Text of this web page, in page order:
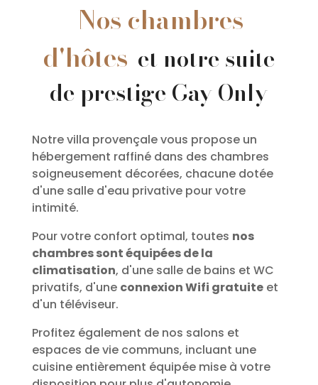
Nos chambres
d'hôtes et notre suite
de prestige Gay Only
Notre villa provençale vous propose un
hébergement raffiné dans des chambres
soigneusement décorées, chacune dotée
d'une salle d'eau privative pour votre
intimité.
Pour votre confort optimal, toutes nos
chambres sont équipées de la
climatisation, d'une salle de bains et WC
privatifs, d'une connexion Wifi gratuiteet
d'un téléviseur.
Profitez également de nos salons et
espaces de vie communs, incluant une
cuisine entièrement équipée mise à votre